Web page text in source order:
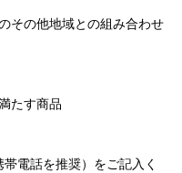
その他地域との組み合わせ
たす商品
電話を推奨）をご記入く